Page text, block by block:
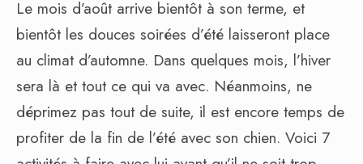
Le mois d’août arrive bientôt à son terme, et
bientôt les douces soirées d’été laisseront place
au climat d’automne. Dans quelques mois, l’hiver
sera là et tout ce qui va avec. Néanmoins, ne
déprimez pas tout de suite, il est encore temps de
profiter de la fin de l’été avec son chien. Voici 7